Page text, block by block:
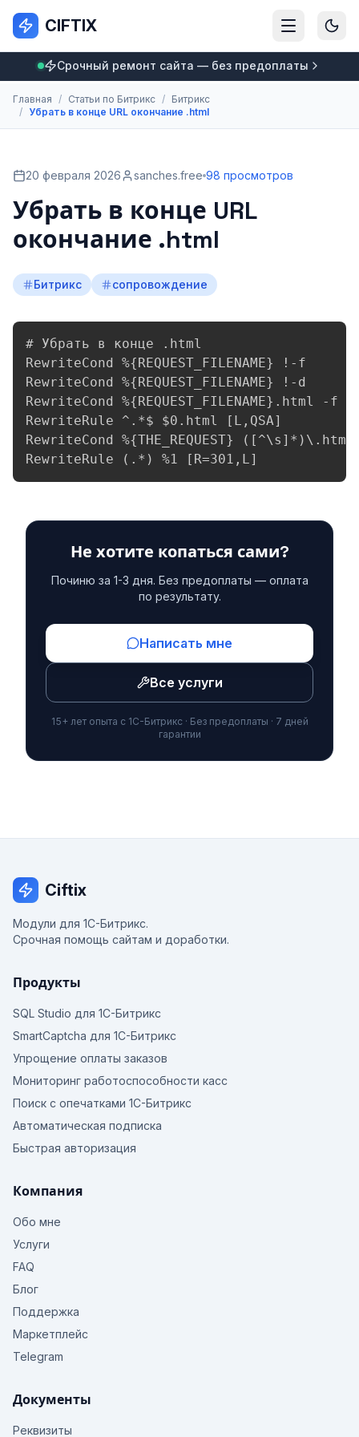
CIFTIX
Срочный ремонт сайта — без предоплаты
Главная / Статьи по Битрикс / Битрикс
/ Убрать в конце URL окончание .html
20 февраля 2026 sanches.free 98 просмотров
Убрать в конце URL
окончание .html
Битрикс сопровождение
# Убрать в конце .html
RewriteCond %{REQUEST_FILENAME} !-f
RewriteCond %{REQUEST_FILENAME} !-d
RewriteCond %{REQUEST_FILENAME}.html -f
RewriteRule ^.*$ $0.html [L,QSA]
RewriteCond %{THE_REQUEST}
RewriteRule (.*) %1 [R=301,L]
Не хотите копаться сами?
Починю за 1-3 дня. Без предоплаты — оплата
по результату.
Написать мне
Все услуги
15+ лет опыта с 1С-Битрикс · Без предоплаты · 7 дней
гарантии
Ciftix
Модули для 1С-Битрикс.
Срочная помощь сайтам и доработки.
Продукты
SQL Studio для 1С-Битрикс
SmartCaptcha для 1С-Битрикс
Упрощение оплаты заказов
Мониторинг работоспособности касс
Поиск с опечатками 1С-Битрикс
Автоматическая подписка
Быстрая авторизация
Компания
Обо мне
Услуги
FAQ
Блог
Поддержка
Маркетплейс
Telegram
Документы
Реквизиты